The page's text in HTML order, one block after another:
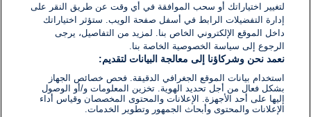
لتغيير اختياراتك أو سحب الموافقة في أي وقت عن طريق النقر على
إدارة التفضيلات الرابط في أسفل صفحة الويب. ستؤثر اختياراتك
داخل الموقع الإلكتروني الخاص بنا. لمزيد من التفاصيل، يرجى
الرجوع إلى سياسة الخصوصية الخاصة بنا.
نعمد نحن وشركاؤنا إلى معالجة البيانات لتقديم:
استخدام بيانات الموقع الجغرافي الدقيقة. فحص خصائص الجهاز
بشكل فعال من أجل تحديد الهوية. تخزين المعلومات و/أو الوصول
إليها على أحد الأجهزة. الإعلانات والمحتوى المخصصان وقياس أداء
الإعلانات والمحتوى وأبحاث الجمهور وتطوير الخدمات.